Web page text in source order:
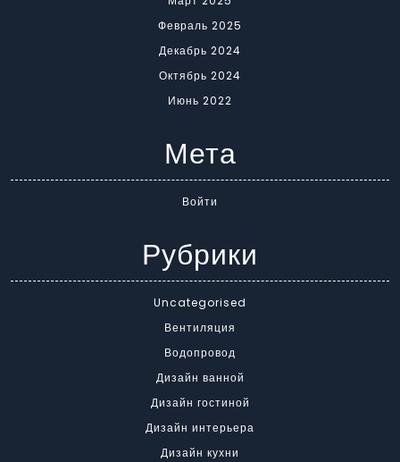
Февраль 2025
Декабрь 2024
Октябрь 2024
Июнь 2022
Мета
Войти
Рубрики
Uncategorised
Вентиляция
Водопровод
Дизайн ванной
Дизайн гостиной
Дизайн интерьера
Дизайн кухни